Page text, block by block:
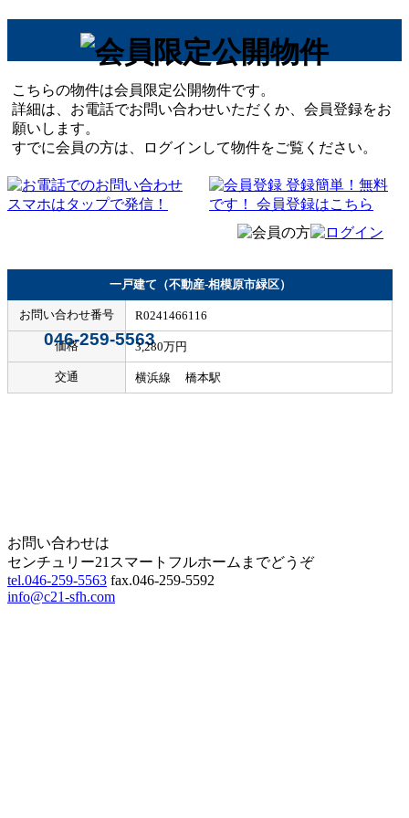
こちらの物件は会員限定公開物件です。
詳細は、お電話でお問い合わせいただくか、会員登録をお
願いします。
すでに会員の方は、ログインして物件をご覧ください。
046-259-5563
一戸建て（不動産-相模原市緑区）
お問い合わせ番号 R0241466116
価格 3,280万円
交通 横浜線 橋本駅
お問い合わせは
センチュリー21スマートフルホームまでどうぞ
tel.046-259-5563 fax.046-259-5592
info@c21-sfh.com